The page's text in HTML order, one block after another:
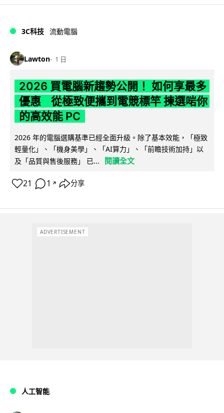
3C科技 流動電腦
Lawton 1 日
2026 買電腦新趨勢公開！ 如何享最多
優惠 從極致便攜到電競標竿 揀選啱你
的高效能 PC
2026 年的電腦選購基準已經全面升級。除了基本效能，「極致
輕量化」、「機身美學」、「AI算力」、「前瞻技術加持」以
及「品質與售後服務」 已...
閱讀全文
21 1 ↗ 分享
ADVERTISEMENT
人工智能